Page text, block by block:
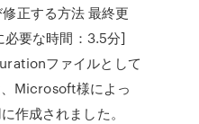
正する方法 最終更
要な時間：3.5分]
ファイルとして
Microsoft様によっ
作成されました。